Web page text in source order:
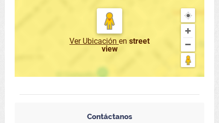
Ver Ubicación en street
view
Contáctanos